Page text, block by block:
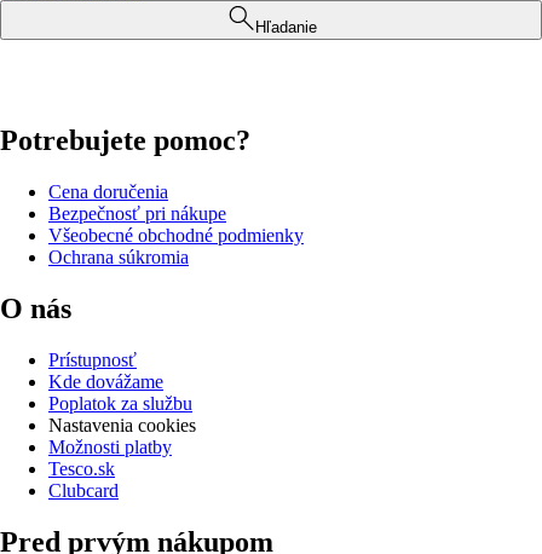
Hľadanie
Potrebujete pomoc?
Cena doručenia
Bezpečnosť pri nákupe
Všeobecné obchodné podmienky
Ochrana súkromia
O nás
Prístupnosť
Kde dovážame
Poplatok za službu
Nastavenia cookies
Možnosti platby
Tesco.sk
Clubcard
Pred prvým nákupom